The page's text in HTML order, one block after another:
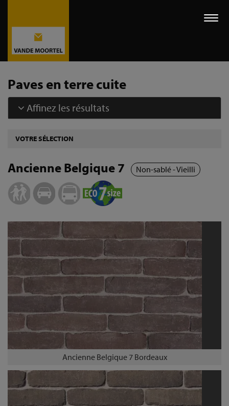
Paves en terre cuite
Affinez les résultats
VOTRE SÉLECTION
Ancienne Belgique 7 Non-sablé - Vieilli
Ancienne Belgique 7 Bordeaux